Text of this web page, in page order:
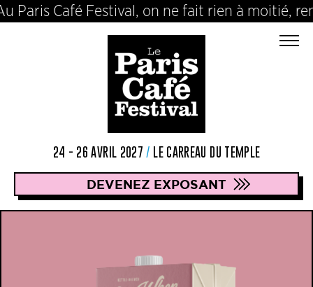
Festival, on ne fait rien à moitié,
24 - 26 AVRIL 2027 / LE CARREAU DU TEMPLE
DEVENEZ EXPOSANT